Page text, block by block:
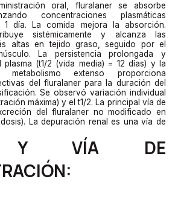
oral, fluralaner se absorbe
concentraciones plasmáticas
1 día. La comida mejora la absorción.
sistémicamente y alcanza las
altas en tejido graso, seguido por el
La persistencia prolongada y
plasma (t1/2 (vida media) = 12 días) y la
extenso proporciona
del fluralaner para la duración del
Se observó variación individual
máxima) y el t1/2. La principal vía de
del fluralaner no modificado en
La depuración renal es una vía de
Y VÍA DE